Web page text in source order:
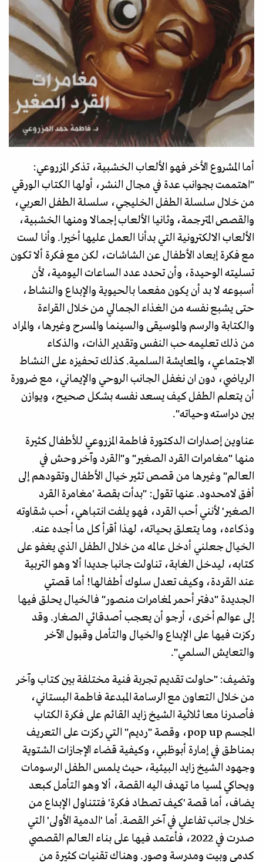
أما المشروع الأخر فهو الألعاب الخشبية، تذكر المزروعي:
"اهتممت بجوانب عدة في مجال النشر، أولها الكتاب الورقي
من خلال سلسلة الطفل الخليجي، سلسلة الطفل العربي،
والقصص المترجمة، وثانيا الألعاب إجمالا ومنها الخشبية،
الألعاب الالكترونية التي بدأنا العمل عليها أخيرا. وأنا لست
مع فكرة إبعاد الأطفال عن الشاشات، لكن مع فكرة ألا تكون
تسليته الوحيدة، وأن تحدد عدد الساعات اليومية، لأن
أسبوعه لا بد أن يكون مفعما بالحيوية والإبداع والنشاط،
حتى يشبع نفسه من الغذاء الجمالي من خلال القراءة
والكتابة والرسم والموسيقى والسينما والمسرح وغيرها، والمراد
من ذلك تعليمه حب النفس وتقدير الذات، والذكاء
الاجتماعي، والمعايشة السلمية. كذلك تحفيزه على النشاط
الرياضي، دون ان نغفل الجانب الروحي والإيماني، مع ضرورة
أن يتعلم الطفل كيف يسعد نفسه بشكل صحيح، ويوازن
بين دراسته وحياته".
عناوين إصدارات الدكتورة فاطمة المزروعي للأطفال كثيرة
منها "مغامرات القرد الصغير" و"القرد وآخر وحش في
العالم" وغيرها من قصص تثير خيال الأطفال وتقودهم إلى
أفق لامحدود. عنها تقول: "بدأت بقصة 'مغامرة القرد
الصغير' لأنني أحب القرد، فهو يلفت انتباهي، أحب شقاوته
وذكاءه، وما يتعلق بحياته، لهذا أقرأ كل ما أجده عنه.
الخيال جعلني أدخل عالمه من خلال الطفل الذي يغفو على
كتابه، ليدخل الغابة، تناولت جانبا جديدا ألا وهو التربية
عند القردة، وكيف تعدل سلوك أطفالها! أما قصتي
الجديدة "دفتر أحمر لمغامرات منصور" فالخيال يحلق فيها
إلى عوالم أخرى، أرجو أن يعجب أصدقائي الصغار. وقد
ركزت فيها على الإبداع والخيال والتأمل وقبول الآخر
والتعايش السلمي".
وتضيف: "حاولت تقديم تجربة فنية مختلفة بين كتاب وآخر
من خلال التعاون مع الرسامة المبدعة فاطمة البستاني،
فأصدرنا معا ثلاثية الشيخ زايد القائم على فكرة الكتاب
المجسم pop up، وقصة "رديم" التي ركزت على التعريف
بمناطق في إمارة أبوظبي، وكيفية قضاء الإجازات الشتوية
وجهود الشيخ زايد البيئية، حيث يلمس الطفل الرسومات
ويحاكي لمسيا ما تهدف اليه القصة، ألا وهو التأمل كبعد
يضاف، أما قصة 'كيف تصطاد فكرة' فتتناول الإبداع من
خلال جانب تفاعلي في آخر القصة. أما 'الدمية الأولى' التي
صدرت في 2022، فأعتمد فيها على بناء العالم القصصي
كدمى وبيت ومدرسة وصور. وهناك تقنيات كثيرة من